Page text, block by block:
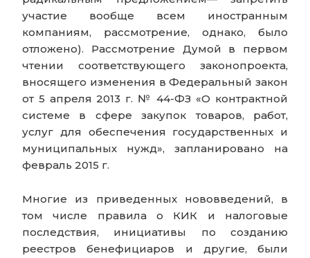
участие вообще всем иностранным
компаниям, рассмотрение, однако, было
отложено). Рассмотрение Думой в первом
чтении соответствующего законопроекта,
вносящего изменения в Федеральный закон
от 5 апреля 2013 г. № 44-ФЗ «О контрактной
системе в сфере закупок товаров, работ,
услуг для обеспечения государственных и
муниципальных нужд», запланировано на
февраль 2015 г.
Многие из приведенных нововведений, в
том числе правила о КИК и налоговые
последствия, инициативы по созданию
реестров бенефициаров и другие, были